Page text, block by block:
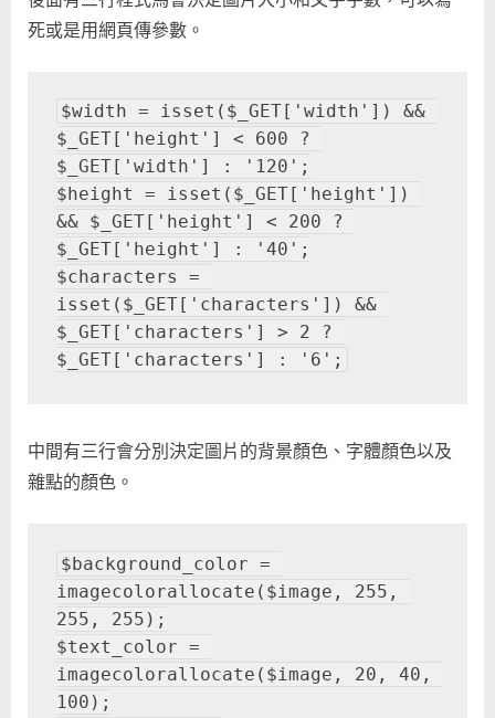
死或是用網頁傳參數。
$width = isset($_GET['width']) &&
$_GET['height'] < 600 ?
$_GET['width'] : '120';
$height = isset($_GET['height'])
&& $_GET['height'] < 200 ?
$_GET['height'] : '40';
$characters =
isset($_GET['characters']) &&
$_GET['characters'] > 2 ?
$_GET['characters'] : '6';
中間有三行會分別決定圖片的背景顏色、字體顏色以及
雜點的顏色。
$background_color =
imagecolorallocate($image, 255,
255, 255);
$text_color =
imagecolorallocate($image, 20, 40,
100);